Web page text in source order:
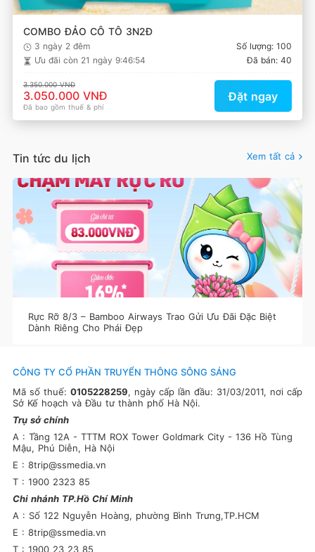
COMBO ĐẢO CÔ TÔ 3N2Đ
3 ngày 2 đêm
Số lượng: 100
Ưu đãi còn 21 ngày 9:46:54 Đã bán: 40
3.350.000 VNĐ
3.050.000 VNĐ
Đã bao gồm thuế & phí
Đặt ngay
Tin tức du lịch Xem tất cả
Rực Rỡ 8/3 – Bamboo Airways Trao Gửi Ưu Đãi Đặc Biệt
Dành Riêng Cho Phái Đẹp
CÔNG TY CỔ PHẦN TRUYỂN THÔNG SÔNG SÁNG
Mã số thuế: 0105228259, ngày cấp lần đầu: 31/03/2011, nơi cấp
Sở Kế hoạch và Đầu tư thành phố Hà Nội.
Trụ sở chính
A : Tầng 12A - TTTM ROX Tower Goldmark City - 136 Hồ Tùng
Mậu, Phú Diễn, Hà Nội
E : 8trip@ssmedia.vn
T : 1900 2323 85
Chi nhánh TP.Hồ Chí Minh
A : Số 122 Nguyễn Hoàng, phường Bình Trưng,TP.HCM
E : 8trip@ssmedia.vn
T : 1900 23 23 85